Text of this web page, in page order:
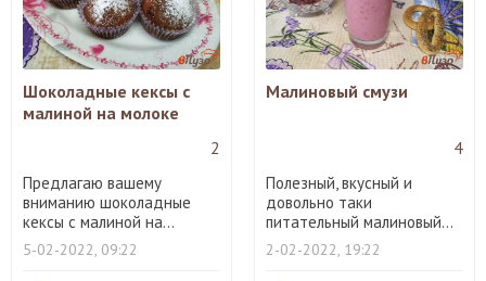
Шоколадные кексы с
малиной на молоке
2
Предлагаю вашему
вниманию шоколадные
кексы с малиной на...
5-02-2022, 09:22
Малиновый смузи
4
Полезный, вкусный и
довольно таки
питательный малиновый...
2-02-2022, 19:22